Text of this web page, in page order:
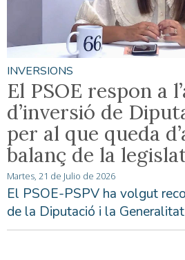
INVERSIONS
El PSOE respon a
d’inversió de
per al que queda
balanç de la
Martes, 21 de Julio de 2026
El PSOE-PSPV ha volgut
de la Diputació i la